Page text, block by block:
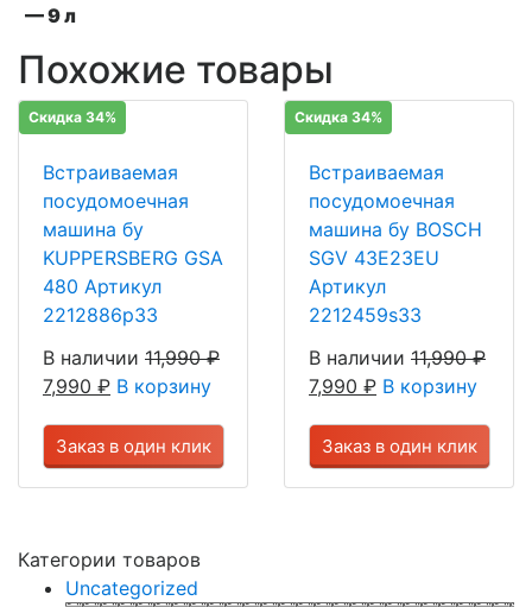
— 9 л
Похожие товары
Скидка 34%
Встраиваемая
посудомоечная
машина бу
KUPPERSBERG GSA
480 Артикул
2212886p33
В наличии 11,990₽
7,990 ₽ В корзину
Заказ в один клик
Скидка 34%
Встраиваемая
посудомоечная
машина бу BOSCH
SGV 43E23EU
Артикул
2212459s33
В наличии 11,990₽
7,990 ₽ В корзину
Заказ в один клик
Категории товаров
Uncategorized